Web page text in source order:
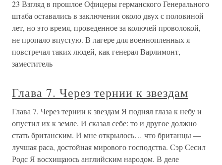
23 Взгляд в прошлое Офицеры германского Генерального
штаба оставались в заключении около двух с половиной
лет, но это время, проведенное за колючей проволокой,
не пропало впустую. В лагере для военнопленных я
повстречал таких людей, как генерал Варлимонт,
заместитель
Глава 7. Через тернии к звездам
Глава 7. Через тернии к звездам Я поднял глаза к небу и
опустил их к земле. И сказал себе: то и другое должно
стать британским. И мне открылось… что британцы —
лучшая раса, достойная мирового господства. Сэр Сесил
Родс Я восхищаюсь английским народом. В деле